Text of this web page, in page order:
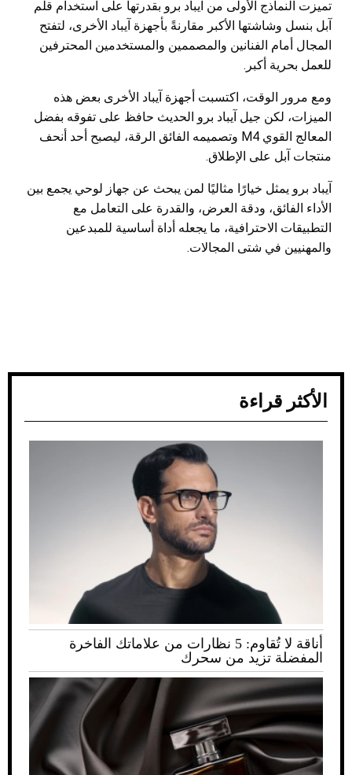
تميزت النماذج الأولى من آيباد برو بقدرتها على استخدام قلم
آبل بنسل وشاشتها الأكبر مقارنةً بأجهزة آيباد الأخرى، لتفتح
المجال أمام الفنانين والمصممين والمستخدمين المحترفين
للعمل بحرية أكبر.
ومع مرور الوقت، اكتسبت أجهزة آيباد الأخرى بعض هذه
الميزات، لكن جيل آيباد برو الحديث حافظ على تفوقه بفضل
المعالج القوي M4 وتصميمه الفائق الرقة، ليصبح أحد أنحف
منتجات آبل على الإطلاق.
آيباد برو يمثل خيارًا مثاليًا لمن يبحث عن جهاز لوحي يجمع بين
الأداء الفائق، ودقة العرض، والقدرة على التعامل مع
التطبيقات الاحترافية، ما يجعله أداة أساسية للمبدعين
والمهنيين في شتى المجالات.
الأكثر قراءة
أناقة لا تُقاوم: 5 نظارات من علاماتك الفاخرة
المفضلة تزيد من سحرك